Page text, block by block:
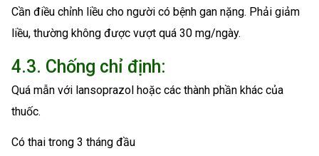
Cần điều chỉnh liều cho người có bệnh gan nặng. Phải giảm
liều, thường không được vượt quá 30 mg/ngày.
4.3. Chống chỉ định:
Quá mẫn với lansoprazol hoặc các thành phần khác của
thuốc.
Có thai trong 3 tháng đầu